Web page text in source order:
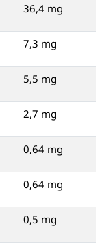
36,4 mg
7,3 mg
5,5 mg
2,7 mg
0,64 mg
0,64 mg
0,5 mg